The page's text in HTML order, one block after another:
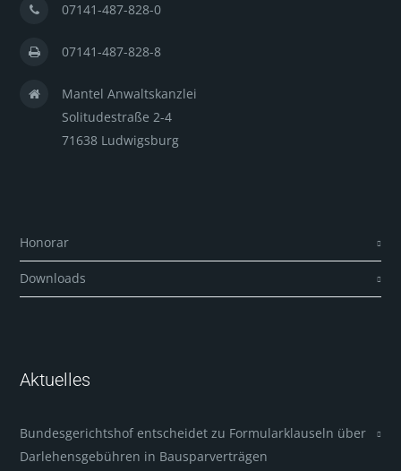
07141-487-828-0
07141-487-828-8
Mantel Anwaltskanzlei
Solitudestraße 2-4
71638 Ludwigsburg
Honorar
Downloads
Aktuelles
Bundesgerichtshof entscheidet zu Formularklauseln über
Darlehensgebühren in Bausparverträgen